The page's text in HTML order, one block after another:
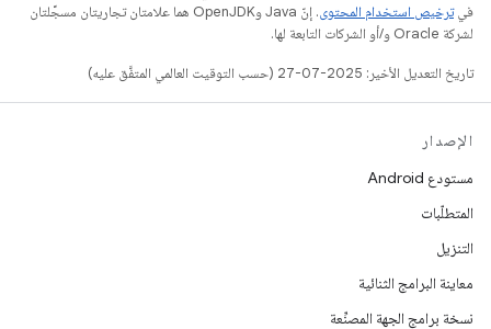
فيترخيص استخدام المحتوى
. إنّ Java وOpenJDK هما علامتان تجاريتان مسجَّلتان
لشركة Oracle و/أو الشركات التابعة لها.
تاريخ التعديل الأخير: 2025-07-27 (حسب التوقيت العالمي المتفَّق عليه)
الإصدار
مستودع Android
المتطلّبات
التنزيل
معاينة البرامج الثنائية
نسخة برامج الجهة المصنِّعة